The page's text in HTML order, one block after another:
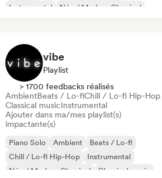
Instrumental
Néo / Modern Classical
vibe
Playlist
> 1700 feedbacks réalisés
AmbientBeats / Lo-fiChill / Lo-fi Hip-Hop
Classical musicInstrumental
Ajouter dans ma/mes playlist(s)
impactante(s)
Piano Solo Ambient
Beats / Lo-fi
Chill / Lo-fi Hip-Hop
Instrumental
Néo / Modern Classical
Classical music